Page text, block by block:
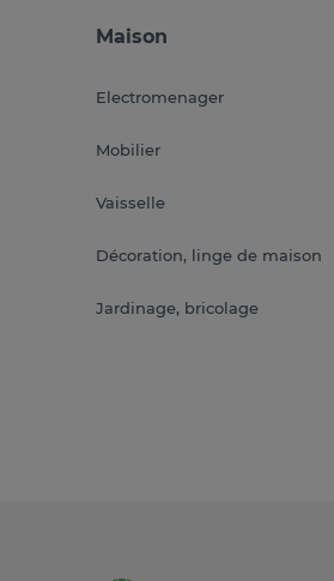
Maison
Electromenager
Mobilier
Vaisselle
Décoration, linge de maison
Jardinage, bricolage